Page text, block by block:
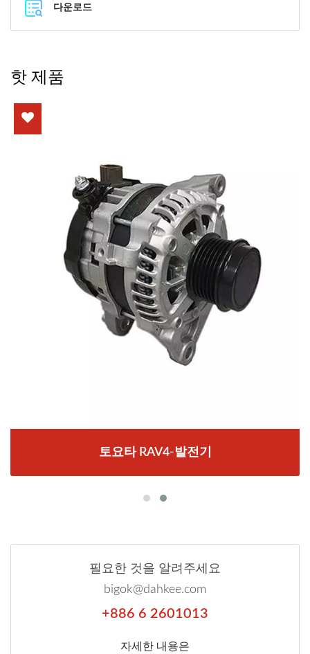
다운로드
핫 제품
토요타 RAV4-발전기
필요한 것을 알려주세요
bigok@dahkee.com
+886 6 2601013
자세한 내용은